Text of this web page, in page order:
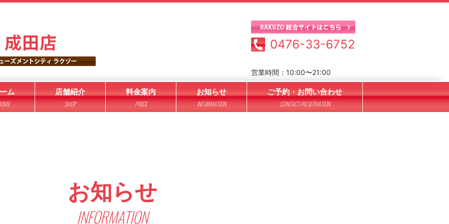
0476-33-6752
営業時間：10:00〜21:00
ム 店舗紹介
SHOP
料金案内
PRICE
お知らせ
INFORMATION
ご予約・お問い合わせ
CONTACT/RESERVATION
お知らせ
INFORMATION